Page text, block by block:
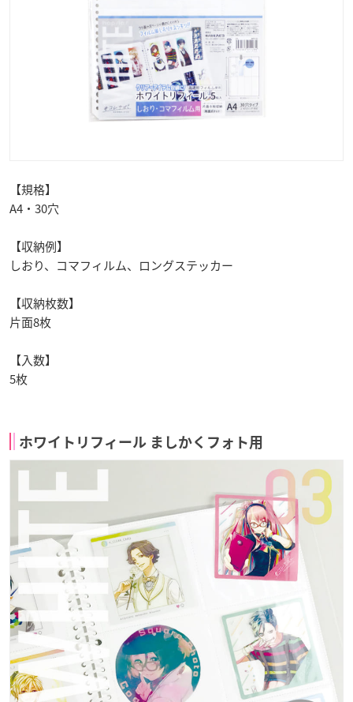
【規格】
A4・30穴
【収納例】
しおり、コマフィルム、ロングステッカー
【収納枚数】
片面8枚
【入数】
5枚
ホワイトリフィール ましかくフォト用